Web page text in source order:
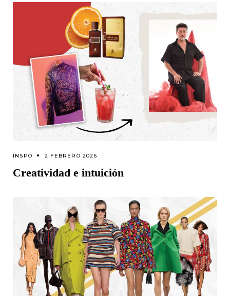
INSPO 2 FEBRERO 2026
Creatividad e intuición